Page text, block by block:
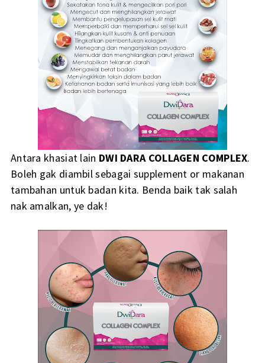
Antara khasiat lain DWI DARA COLLAGEN COMPLEX.
Boleh gak diambil sebagai supplement or makanan
tambahan untuk badan kita. Benda baik tak salah
nak amalkan, ye dak!